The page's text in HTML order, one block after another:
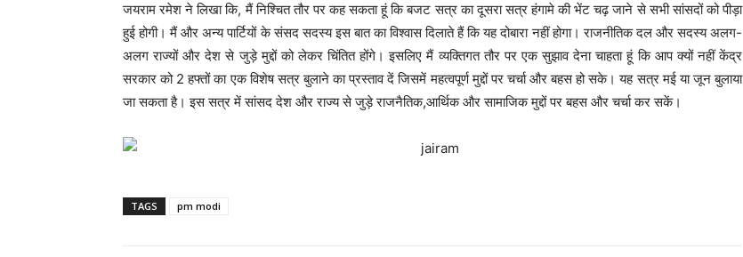
जयराम रमेश ने लिखा कि, मैं निश्चित तौर पर कह सकता हूं कि बजट सत्र का दूसरा सत्र हंगामे की भेंट चढ़ जाने से सभी सांसदों को पीड़ा
हुई होगी। मैं और अन्य पार्टियों के संसद सदस्य इस बात का विश्वास दिलाते हैं कि यह दोबारा नहीं होगा। राजनीतिक दल और सदस्य अलग-
अलग राज्यों और देश से जुड़े मुद्दों को लेकर चिंतित होंगे। इसलिए मैं व्यक्तिगत तौर पर एक सुझाव देना चाहता हूं कि आप क्यों नहीं केंद्र
सरकार को 2 हफ्तों का एक विशेष सत्र बुलाने का प्रस्ताव दें जिसमें महत्वपूर्ण मुद्दों पर चर्चा और बहस हो सके। यह सत्र मई या जून बुलाया
जा सकता है। इस सत्र में सांसद देश और राज्य से जुड़े राजनैतिक,आर्थिक और सामाजिक मुद्दों पर बहस और चर्चा कर सकें।
TAGS pm modi